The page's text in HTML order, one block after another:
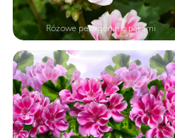
Różowe pelargonie z pąkami